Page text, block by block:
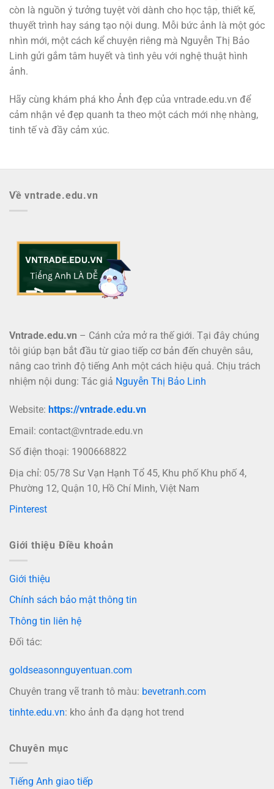
còn là nguồn ý tưởng tuyệt vời dành cho học tập, thiết kế,
thuyết trình hay sáng tạo nội dung. Mỗi bức ảnh là một góc
nhìn mới, một cách kể chuyện riêng mà Nguyễn Thị Bảo
Linh gửi gắm tâm huyết và tình yêu với nghệ thuật hình
ảnh.
Hãy cùng khám phá kho Ảnh đẹp của vntrade.edu.vn để
cảm nhận vẻ đẹp quanh ta theo một cách mới nhẹ nhàng,
tinh tế và đầy cảm xúc.
Về vntrade.edu.vn
Vntrade.edu.vn – Cánh cửa mở ra thế giới. Tại đây chúng
tôi giúp bạn bắt đầu từ giao tiếp cơ bản đến chuyên sâu,
nâng cao trình độ tiếng Anh một cách hiệu quả. Chịu trách
nhiệm nội dung: Tác giả Nguyễn Thị Bảo Linh
Website: https://vntrade.edu.vn
Email: contact@vntrade.edu.vn
Số điện thoại: 1900668822
Địa chỉ: 05/78 Sư Vạn Hạnh Tổ 45, Khu phố Khu phố 4,
Phường 12, Quận 10, Hồ Chí Minh, Việt Nam
Pinterest
Giới thiệu Điều khoản
Giới thiệu
Chính sách bảo mật thông tin
Thông tin liên hệ
Đối tác:
goldseasonnguyentuan.com
Chuyên trang vẽ tranh tô màu: bevetranh.com
tinhte.edu.vn: kho ảnh đa dạng hot trend
Chuyên mục
Tiếng Anh giao tiếp